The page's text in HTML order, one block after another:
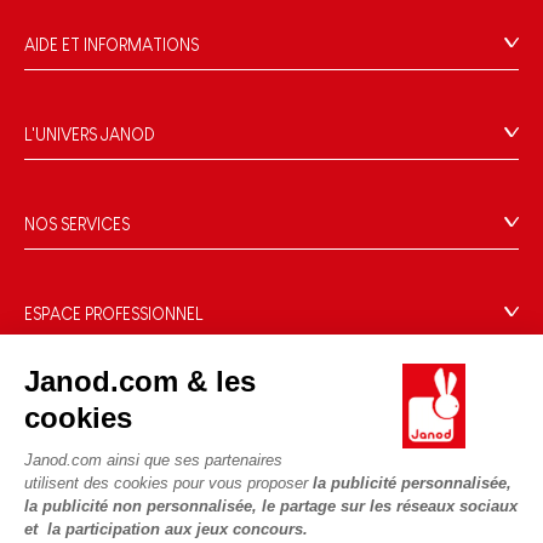
Janod.com & les
cookies
Janod.com ainsi que ses partenaires
utilisent des cookies pour vous proposer la publicité personnalisée,
la publicité non personnalisée, le partage sur les réseaux sociaux
et la participation aux jeux concours.
AIDE ET INFORMATIONS
FAQ
Contact
Rappel Produits
Données personnelles
Gestion des cookies
Conditions du #YesJanod
L'UNIVERS JANOD
Le design
Blog Conseils d'Experts
Le FSC®, c'est quoi ?
Sélection de jouets par âge
Fiche environnementale
NOS SERVICES
Paiement
Livraison
Règles du jeu & notices
Nos guides d'achat
ESPACE PROFESSIONNEL
Espace recrutement
NOUS SUIVRE